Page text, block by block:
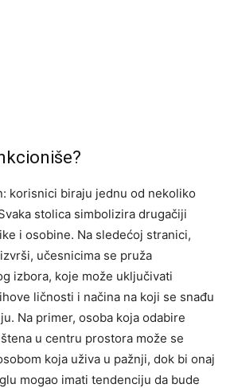
korisnici biraju jednu od nekoliko
stolica simbolizira drugačiji
i osobine. Na sledećoj stranici,
učesnicima se pruža
izbora, koje može uključivati
ličnosti i načina na koji se snađu
Na primer, osoba koja odabire
u centru prostora može se
koja uživa u pažnji, dok bi onaj
mogao imati tendenciju da bude